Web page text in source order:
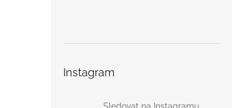
Instagram